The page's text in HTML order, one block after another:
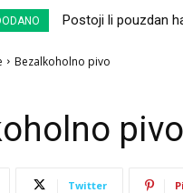
Postoji li pouzdan
Bezalkoholno pivo
pivo
Twitter